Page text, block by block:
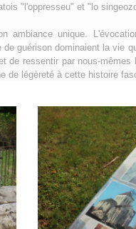
"l'oppresseu" et "lo
ambiance unique.
guérison dominaient la vie
de ressentir par nous-
de légèreté à cette histoire